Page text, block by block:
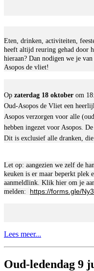
Eten, drinken, activiteiten,
heeft altijd reuring gehad door
hieraan? Dan nodigen we je
Asopos de vliet!
Op zaterdag 18 oktober om
Oud-Asopos de Vliet een
Asopos verzorgen voor alle
hebben ingezet voor Asopos.
Dit is exclusief alle dranken,
Let op: aangezien we zelf de
keuken is er maar beperkt
aanmeldlink. Klik hier om je
melden:
https://forms.gle/
Lees meer...
Oud-ledendag 9